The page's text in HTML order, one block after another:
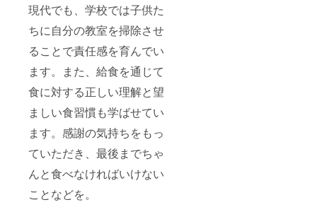
現代でも、学校では子供た
ちに自分の教室を掃除させ
ることで責任感を育んでい
ます。また、給食を通じて
食に対する正しい理解と望
ましい食習慣も学ばせてい
ます。感謝の気持ちをもっ
ていただき、最後までちゃ
んと食べなければいけない
ことなどを。